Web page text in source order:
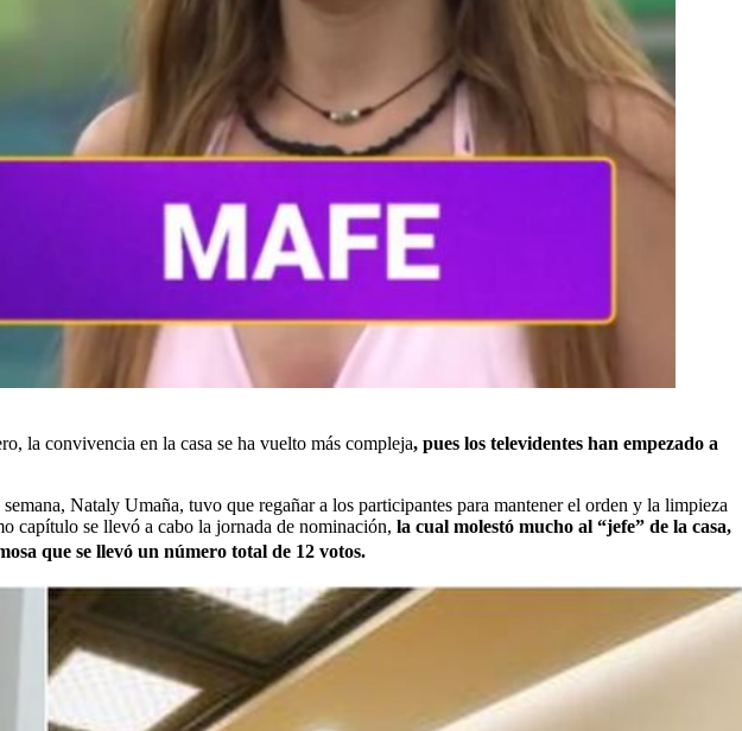
la convivencia en la casa se ha vuelto más compleja, pues los televidentes han empezado a
Nataly Umaña, tuvo que regañar a los participantes para mantener el orden y la limpieza
capítulo se llevó a cabo la jornada de nominación, la cual molestó mucho al “jefe” de la casa,
que se llevó un número total de 12 votos.